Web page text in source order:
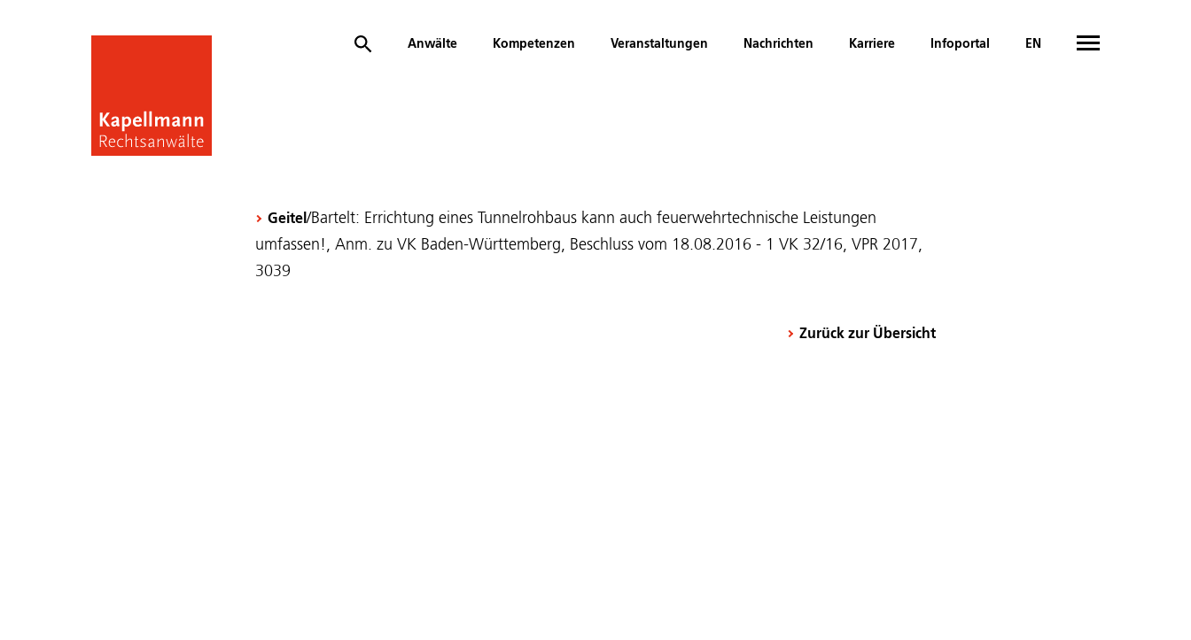
Anwälte Kompetenzen Veranstaltungen Nachrichten Karriere Infoportal EN
Geitel/Bartelt: Errichtung eines Tunnelrohbaus kann auch feuerwehrtechnische Leistungen
umfassen!, Anm. zu VK Baden-Württemberg, Beschluss vom 18.08.2016 - 1 VK 32/16, VPR 2017,
3039
Zurück zur Übersicht